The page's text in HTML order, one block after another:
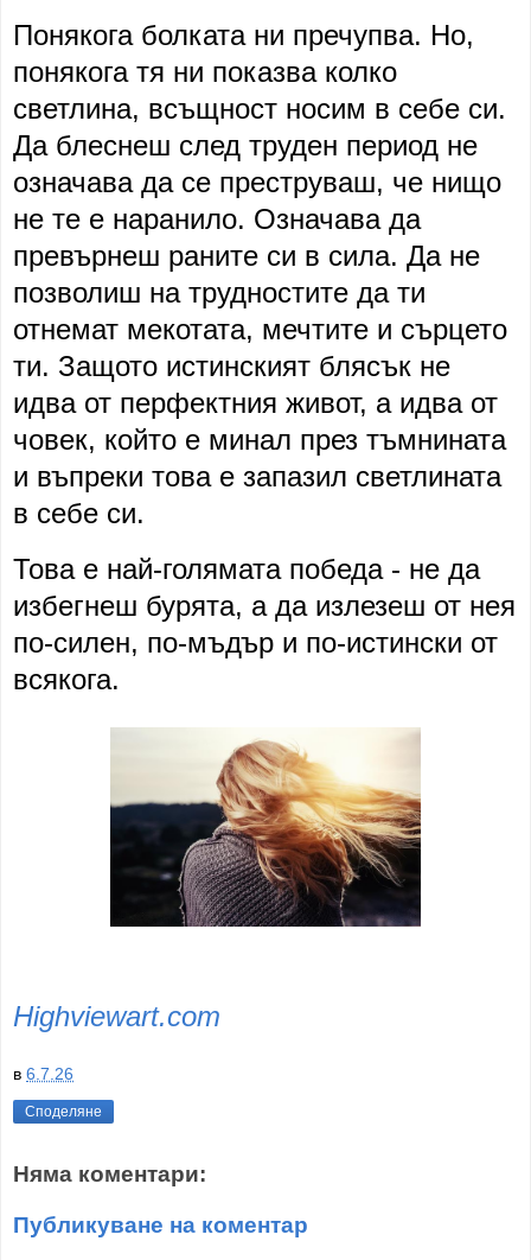
Понякога болката ни пречупва. Но,
понякога тя ни показва колко
светлина, всъщност носим в себе си.
Да блеснеш след труден период не
означава да се преструваш, че нищо
не те е наранило. Означава да
превърнеш раните си в сила. Да не
позволиш на трудностите да ти
отнемат мекотата, мечтите и сърцето
ти. Защото истинският блясък не
идва от перфектния живот, а идва от
човек, който е минал през тъмнината
и въпреки това е запазил светлината
в себе си.
Това е най-голямата победа - не да
избегнеш бурята, а да излезеш от нея
по-силен, по-мъдър и по-истински от
всякога.
Highviewart.com
в 6.7.26
Споделяне
Няма коментари:
Публикуване на коментар